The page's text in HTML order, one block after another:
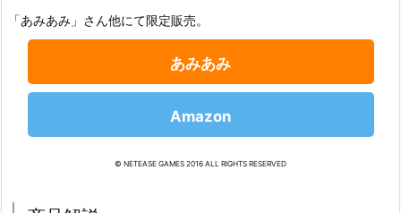
「あみあみ」さん他にて限定販売。
あみあみ
Amazon
© NETEASE GAMES 2016 ALL RIGHTS RESERVED